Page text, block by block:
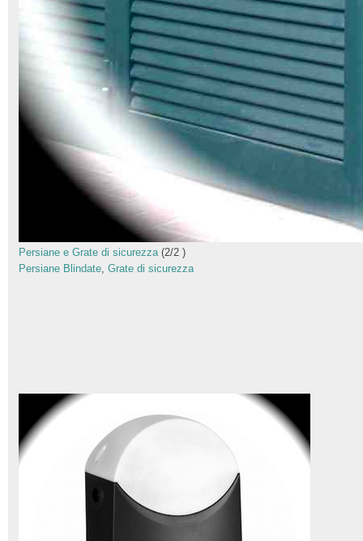
Persiane e Grate di sicurezza(2/2 )
Persiane Blindate, Grate di sicurezza